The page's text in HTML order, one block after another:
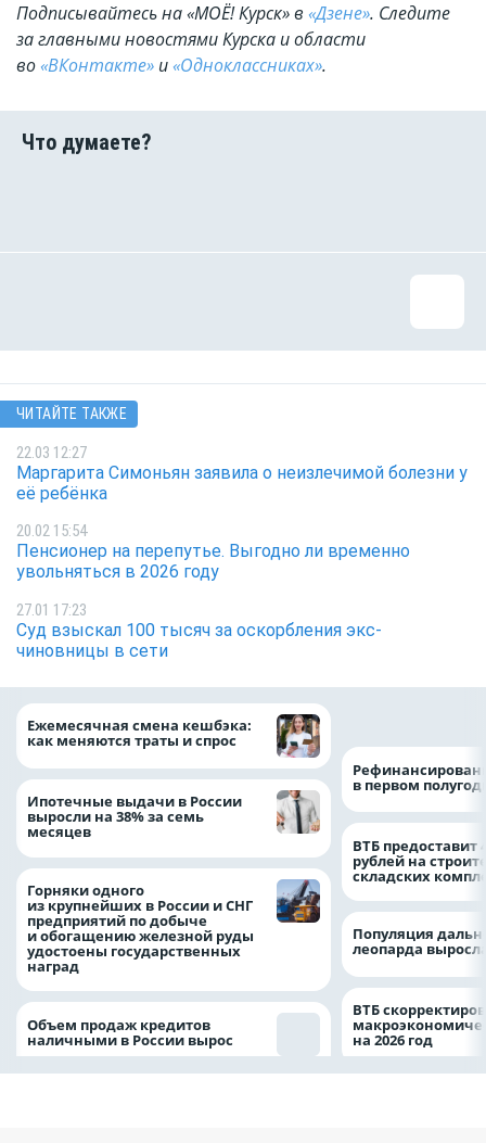
Подписывайтесь на «МОЁ! Курск» в «Дзене». Cледите
за главными новостями Курска и области
во«ВКонтакте» и«Одноклассниках».
ЧИТАЙТЕ ТАКЖЕ
22.03 12:27
Маргарита Симоньян заявила о неизлечимой болезни у
её ребёнка
20.02 15:54
Пенсионер на перепутье. Выгодно ли временно
увольняться в 2026 году
27.01 17:23
Суд взыскал 100 тысяч за оскорбления экс-
чиновницы в сети
Ежемесячная смена кешбэка:
как меняются траты и спрос
Ипотечные выдачи в России
выросли на 38% за семь
месяцев
Горняки одного
из крупнейших в России и СНГ
предприятий по добыче
и обогащению железной руды
удостоены государственных
наград
Объем продаж кредитов
наличными в России вырос
в первом
ВТБ предоставит
рублей на
складских
Популяция
леопарда
ВТБ
на 2026 год